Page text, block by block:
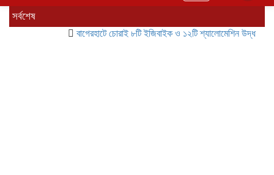
navigation
সর্বশেষ
বাগেরহাটে চোরাই ৮টি ইজিবাইক ও ১২টি শ্যালোমেশিন উদ্ধার, গ্রেপ্তার